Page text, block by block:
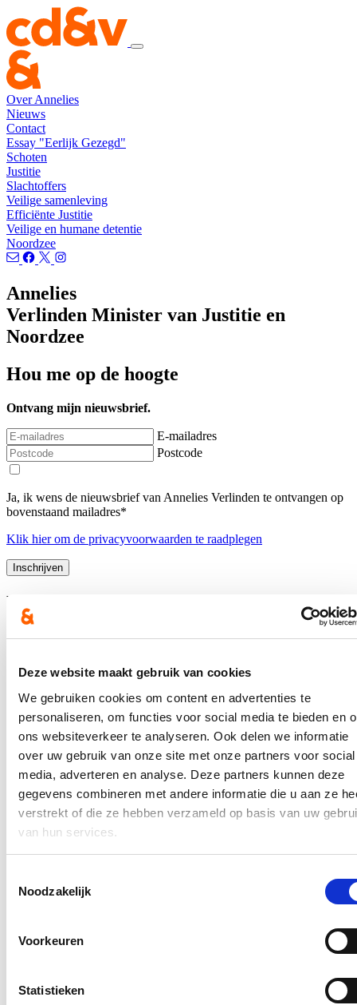
Deze website maakt gebruik van cookies
We gebruiken cookies om content en advertenties te
personaliseren, om functies voor social media te bieden en
ons websiteverkeer te analyseren. Ook delen we informatie
over uw gebruik van onze site met onze partners voor social
media, adverteren en analyse. Deze partners kunnen deze
gegevens combineren met andere informatie die u aan ze
verstrekt of die ze hebben verzameld op basis van uw
van hun services.
Noodzakelijk
Voorkeuren
Statistieken
Over Annelies
Nieuws
Contact
Essay "Eerlijk Gezegd"
Schoten
Justitie
Slachtoffers
Veilige samenleving
Efficiënte Justitie
Veilige en humane detentie
Noordzee
Annelies
Verlinden Minister van Justitie en
Noordzee
Hou me op de hoogte
Ontvang mijn nieuwsbrief.
E-mailadres
Postcode
Ja, ik wens de nieuwsbrief van Annelies Verlinden te ontvangen op
bovenstaand mailadres*
Klik hierom de privacyvoorwaarden te raadplegen
Nieuws
Nationale Feestdag 2026
21/07/26
Een prachtige Nationale Feestdag!
Lees meer
Bezoek aan het mobiele forensisch labo van
Tomorrowland
18/07/26
Ik bracht een bezoek aan het mobiele forensische labo van het
Tomorrowland. Al voor het derde jaar op rij analyseert het labo
genomen.
Uitbreiding van genderquota goed voor